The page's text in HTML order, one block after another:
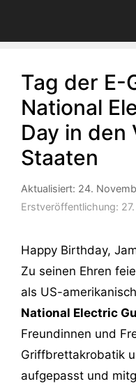
Tag der E-
National
Day in den
Staaten
Aktualisiert: 24.
Erstveröffentlichung:
Happy Birthday,
Zu seinen Ehren
als US-
National Electric
Freundinnen und
Griffbrettakrobatik
aufgepasst und